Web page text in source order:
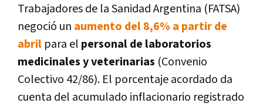
Trabajadores de la Sanidad Argentina (FATSA)
negoció un aumento del 8,6% a partir de
abril para el personal de laboratorios
medicinales y veterinarias (Convenio
Colectivo 42/86). El porcentaje acordado da
cuenta del acumulado inflacionario registrado